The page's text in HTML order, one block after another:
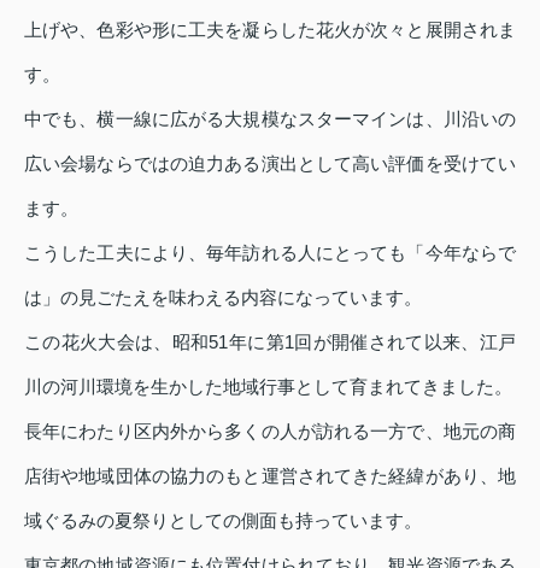
上げや、色彩や形に工夫を凝らした花火が次々と展開されま
す。
中でも、横一線に広がる大規模なスターマインは、川沿いの
広い会場ならではの迫力ある演出として高い評価を受けてい
ます。
こうした工夫により、毎年訪れる人にとっても「今年ならで
は」の見ごたえを味わえる内容になっています。
この花火大会は、昭和51年に第1回が開催されて以来、江戸
川の河川環境を生かした地域行事として育まれてきました。
長年にわたり区内外から多くの人が訪れる一方で、地元の商
店街や地域団体の協力のもと運営されてきた経緯があり、地
域ぐるみの夏祭りとしての側面も持っています。